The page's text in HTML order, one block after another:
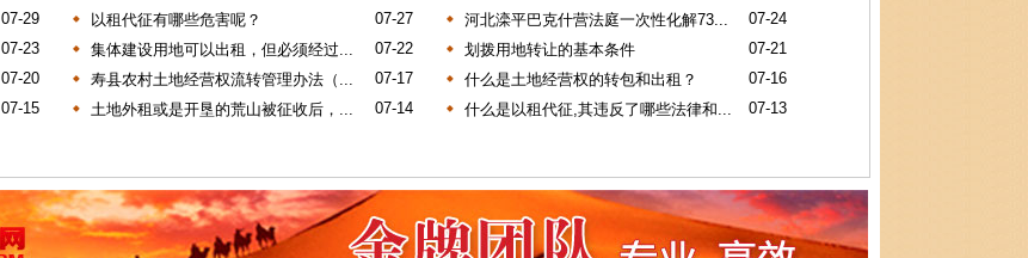
07-29 以租代征有哪些危害呢？ 07-27 河北滦平巴克什营法庭一次性化解73...
07-24
07-23 集体建设用地可以出租，但必须经过... 07-22 划拨用地转让的基本条件
07-21
07-20 寿县农村土地经营权流转管理办法（... 07-17 什么是土地经营权的转包和出租？
07-16
07-15 土地外租或是开垦的荒山被征收后，... 07-14 什么是以租代征,其违反了哪些法律和... 07-13